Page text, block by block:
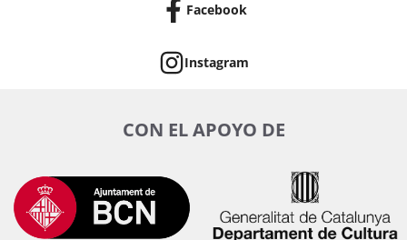
Facebook
Instagram
CON EL APOYO DE